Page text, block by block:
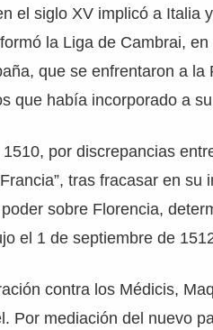
el siglo XV implicó a Italia
la Liga de Cambrai,
que se enfrentaron a la
que había incorporado a
por discrepancias
tras fracasar en su
sobre Florencia,
el 1 de septiembre de
contra los Médicis,
Por mediación del nuevo